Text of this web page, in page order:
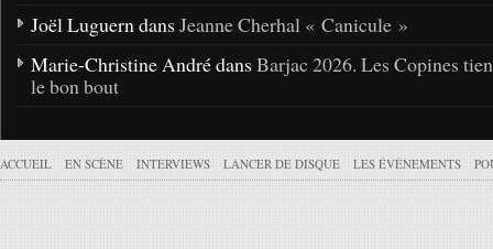
Joël Luguern dans Jeanne Cherhal « Canicule »
Marie-Christine André dans Barjac 2026. Les Copines
le bon bout
ACCUEIL EN SCÈNE INTERVIEWS LANCER DE DISQUE LES ÉVÉNEMENTS